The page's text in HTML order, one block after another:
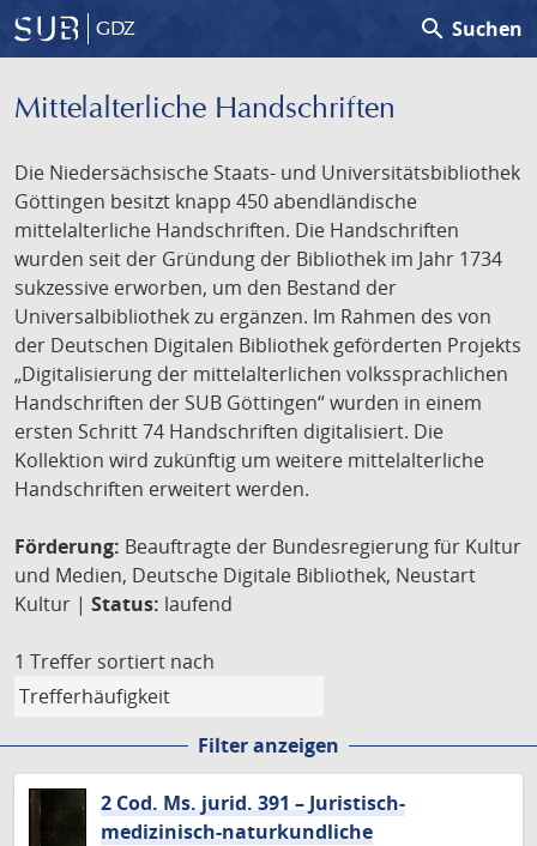
GDZ search Suchen
Mittelalterliche Handschriften
Die Niedersächsische Staats- und Universitätsbibliothek
Göttingen besitzt knapp 450 abendländische
mittelalterliche Handschriften. Die Handschriften
wurden seit der Gründung der Bibliothek im Jahr 1734
sukzessive erworben, um den Bestand der
Universalbibliothek zu ergänzen. Im Rahmen des von
der Deutschen Digitalen Bibliothek geförderten Projekts
„Digitalisierung der mittelalterlichen volkssprachlichen
Handschriften der SUB Göttingen“ wurden in einem
ersten Schritt 74 Handschriften digitalisiert. Die
Kollektion wird zukünftig um weitere mittelalterliche
Handschriften erweitert werden.
Förderung: Beauftragte der Bundesregierung für Kultur
und Medien, Deutsche Digitale Bibliothek, Neustart
Kultur | Status: laufend
1 Treffer sortiert nach
Filter anzeigen
2 Cod. Ms. jurid. 391 – Juristisch-
medizinisch-naturkundliche